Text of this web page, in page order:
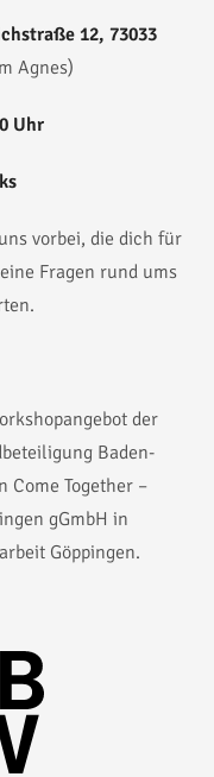
12, 73033
Agnes)
Uhr
vorbei, die dich für
Fragen rund ums
der
Baden-
Come Together –
gGmbH in
Göppingen.